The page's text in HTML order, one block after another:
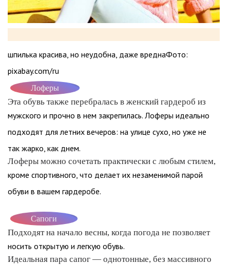
шпилька красива, но неудобна, даже вреднаФото:
pixabay.com/ru
Лоферы
Эта обувь также перебралась в женский гардероб из
мужского и прочно в нем закрепилась. Лоферы идеально
подходят для летних вечеров: на улице сухо, но уже не
так жарко, как днем.
Лоферы можно сочетать практически с любым стилем,
кроме спортивного, что делает их незаменимой парой
обуви в вашем гардеробе.
Сапоги
Подходят на начало весны, когда погода не позволяет
носить открытую и легкую обувь.
Идеальная пара сапог — однотонные, без массивного